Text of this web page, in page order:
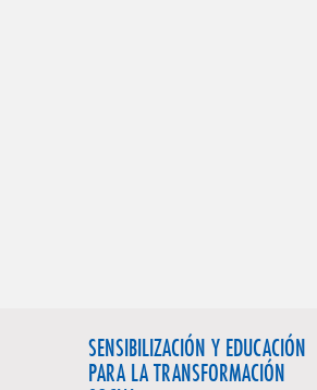
SENSIBILIZACIÓN Y EDUCACIÓN
PARA LA TRANSFORMACIÓN